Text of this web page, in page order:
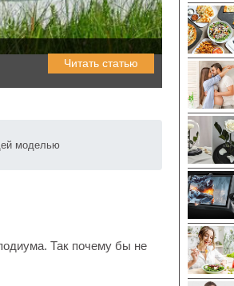
Читать статью
моделью
Так почему бы не